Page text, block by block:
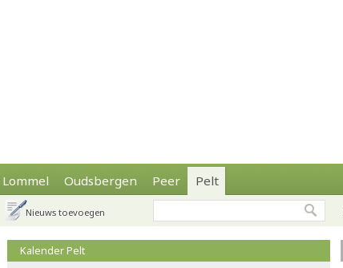
Lommel Oudsbergen Peer Pelt
Nieuws toevoegen
Kalender Pelt